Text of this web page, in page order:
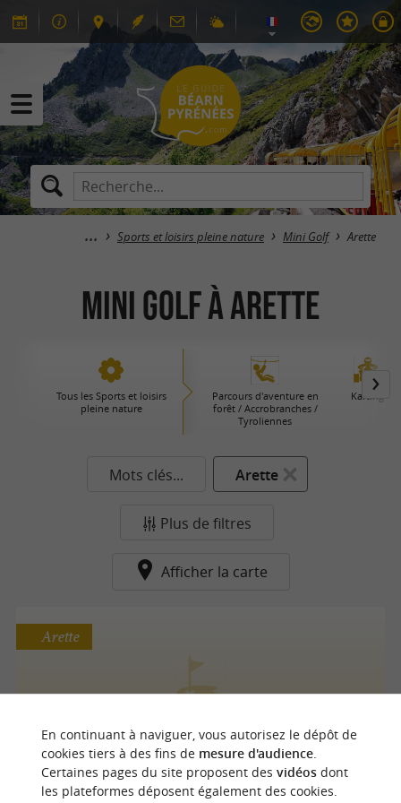
Sports et loisirs pleine nature Mini Golf Arette
Mini Golf à Arette
Tous les Sports et loisirs
pleine nature
Parcours d'aventure en
forêt / Accrobranches /
Tyroliennes
Karting
Mots clés... Arette
Plus de filtres
Afficher la carte
Arette
En continuant à naviguer, vous autorisez le dépôt de
cookies tiers à des fins de mesure d'audience.
Certaines pages du site proposent des vidéosdont
les plateformes déposent également des cookies.